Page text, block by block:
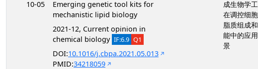
10-05
Emerging genetic tool kits for
mechanistic lipid biology
2021-12, Current opinion in
chemical biology IF:6.9 Q1
DOI:10.1016/j.cbpa.2021.05.013
PMID:34218059
成生物学
在调控细
脂质组成
能中的应
景